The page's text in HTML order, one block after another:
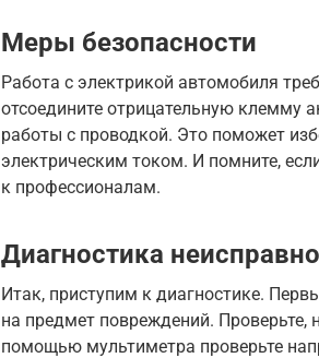
Меры безопасности
Работа с электрикой автомобиля
отсоедините отрицательную клемму
работы с проводкой. Это поможет
электрическим током. И помните,
к профессионалам.
Диагностика
Итак, приступим к диагностике.
на предмет повреждений. Проверьте,
помощью мультиметра проверьте